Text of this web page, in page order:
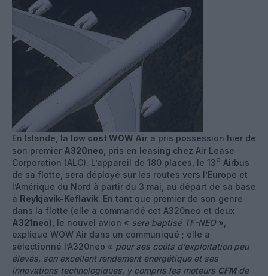
En Islande, la low cost WOW Air a pris possession hier de
son premier A320neo , pris en leasing chez Air Lease
Corporation (ALC). L’appareil de 180 places, le 13e Airbus
de sa flotte, sera déployé sur les routes vers l’Europe et
l’Amérique du Nord à partir du 3 mai, au départ de sa base
à Reykjavik-Keflavik. En tant que premier de son genre
dans la flotte (elle a commandé cet A320neo et deux
A321neo), le nouvel avion « sera baptisé TF-NEO»,
explique WOW Air dans un communiqué ; elle a
sélectionné l’A320neo « pour ses coûts d’exploitation peu
élevés, son excellent rendement énergétique et ses
innovations technologiques, y compris les moteurs CFMde